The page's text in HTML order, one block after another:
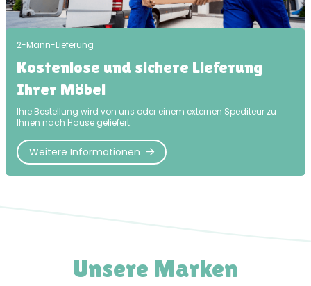
2-Mann-Lieferung
Kostenlose und sichere Lieferung
Ihrer Möbel
Ihre Bestellung wird von uns oder einem externen Spediteur zu
Ihnen nach Hause geliefert.
Weitere Informationen
Unsere Marken